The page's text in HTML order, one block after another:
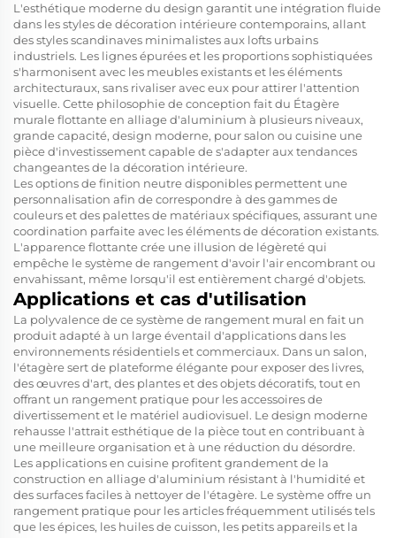
L'esthétique moderne du design garantit une intégration fluide
dans les styles de décoration intérieure contemporains, allant
des styles scandinaves minimalistes aux lofts urbains
industriels. Les lignes épurées et les proportions sophistiquées
s'harmonisent avec les meubles existants et les éléments
architecturaux, sans rivaliser avec eux pour attirer l'attention
visuelle. Cette philosophie de conception fait du Étagère
murale flottante en alliage d'aluminium à plusieurs niveaux,
grande capacité, design moderne, pour salon ou cuisine une
pièce d'investissement capable de s'adapter aux tendances
changeantes de la décoration intérieure.
Les options de finition neutre disponibles permettent une
personnalisation afin de correspondre à des gammes de
couleurs et des palettes de matériaux spécifiques, assurant une
coordination parfaite avec les éléments de décoration existants.
L'apparence flottante crée une illusion de légèreté qui
empêche le système de rangement d'avoir l'air encombrant ou
envahissant, même lorsqu'il est entièrement chargé d'objets.
Applications et cas d'utilisation
La polyvalence de ce système de rangement mural en fait un
produit adapté à un large éventail d'applications dans les
environnements résidentiels et commerciaux. Dans un salon,
l'étagère sert de plateforme élégante pour exposer des livres,
des œuvres d'art, des plantes et des objets décoratifs, tout en
offrant un rangement pratique pour les accessoires de
divertissement et le matériel audiovisuel. Le design moderne
rehausse l'attrait esthétique de la pièce tout en contribuant à
une meilleure organisation et à une réduction du désordre.
Les applications en cuisine profitent grandement de la
construction en alliage d'aluminium résistant à l'humidité et
des surfaces faciles à nettoyer de l'étagère. Le système offre un
rangement pratique pour les articles fréquemment utilisés tels
que les épices, les huiles de cuisson, les petits appareils et la